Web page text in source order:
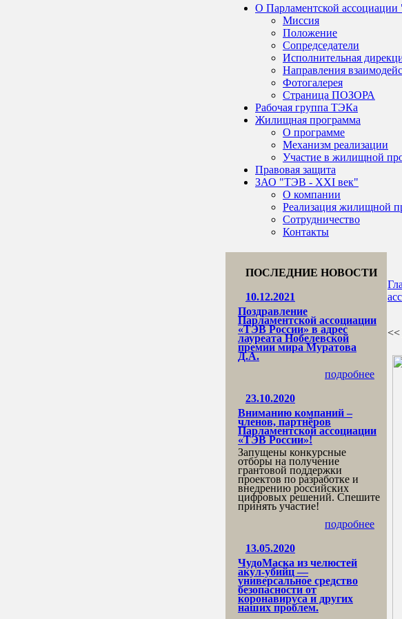
О Парламентской
Миссия
Положение
Сопредседатели
Исполнительная
Направления
Фотогалерея
Страница ПОЗОРА
Рабочая группа ТЭКа
Жилищная программа
О программе
Механизм реализации
Участие в жилищной
Правовая защита
ЗАО "ТЭВ - XXI век"
О компании
Реализация жилищной
Сотрудничество
Контакты
ПОСЛЕДНИЕ НОВОСТИ
10.12.2021
Поздравление
Парламентской ассоциации
«ТЭВ России» в адрес
лауреата Нобелевской
премии мира Муратова
Д.А.
подробнее
23.10.2020
Вниманию компаний –
членов, партнёров
Парламентской ассоциации
«ТЭВ России»!
Запущены конкурсные
отборы на получение
грантовой поддержки
проектов по разработке и
внедрению российских
цифровых решений. Спешите
принять участие!
подробнее
13.05.2020
ЧудоМаска из челюстей
акул-убийц —
универсальное средство
безопасности от
коронавируса и других
наших проблем.
<<